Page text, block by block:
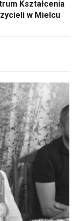
Kształcenia
w Mielcu